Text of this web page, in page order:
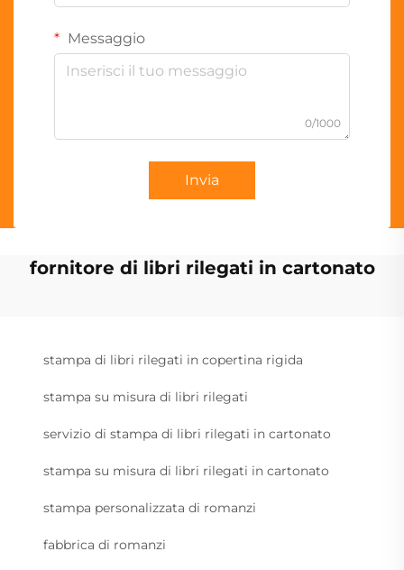
Messaggio
0/1000
Invia
fornitore di libri rilegati in cartonato
stampa di libri rilegati in copertina rigida
stampa su misura di libri rilegati
servizio di stampa di libri rilegati in cartonato
stampa su misura di libri rilegati in cartonato
stampa personalizzata di romanzi
fabbrica di romanzi